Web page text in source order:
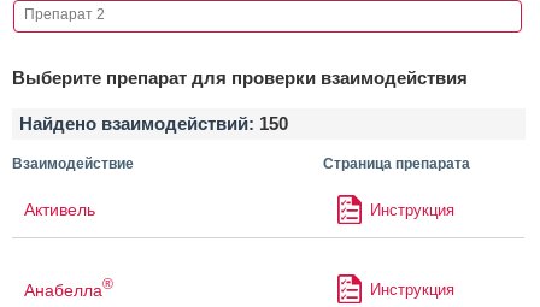
Выберите препарат для проверки взаимодействия
Найдено взаимодействий: 150
Взаимодействие Страница препарата
Активель Инструкция
Анабелла® Инструкция